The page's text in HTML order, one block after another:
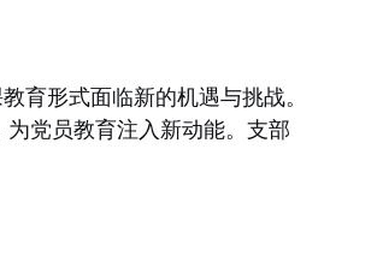
育形式面临新的机遇与挑战。
党员教育注入新动能。支部